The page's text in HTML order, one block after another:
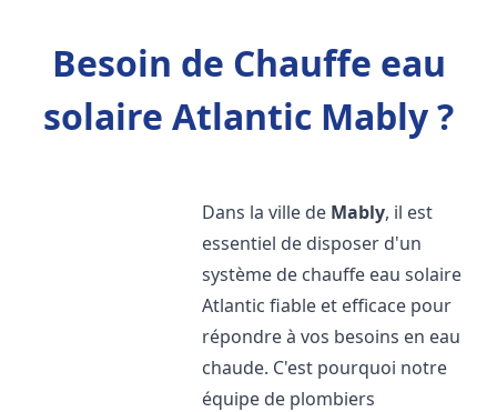
Besoin de Chauffe eau
solaire Atlantic Mably ?
Dans la ville de Mably, il est
essentiel de disposer d'un
système de chauffe eau solaire
Atlantic fiable et efficace pour
répondre à vos besoins en eau
chaude. C'est pourquoi notre
équipe de plombiers